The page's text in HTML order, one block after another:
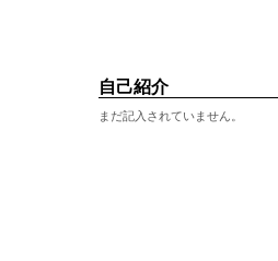
自己紹介
まだ記入されていません。